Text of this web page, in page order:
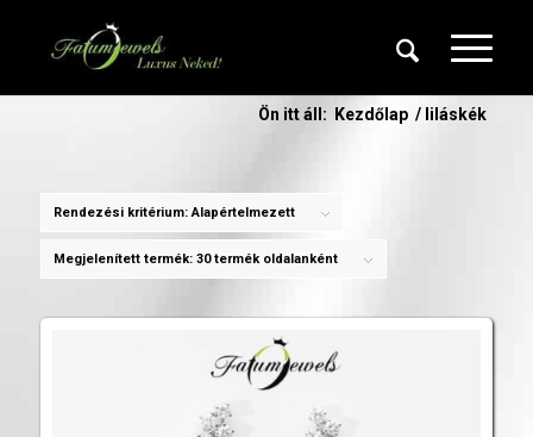
Ön itt áll: Kezdőlap / liláskék
Rendezési kritérium:Alapértelmezett
Megjelenített termék: 30 termék oldalanként